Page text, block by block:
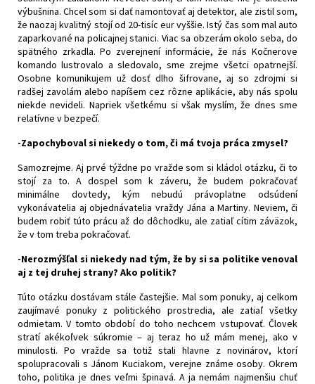
výbušnina. Chcel som si dať namontovať aj detektor, ale zistil som,
že naozaj kvalitný stojí od 20-tisíc eur vyššie. Istý čas som mal auto
zaparkované na policajnej stanici. Viac sa obzerám okolo seba, do
spätného zrkadla. Po zverejnení informácie, že nás Kočnerove
komando lustrovalo a sledovalo, sme zrejme všetci opatrnejší.
Osobne komunikujem už dosť dlho šifrovane, aj so zdrojmi si
radšej zavolám alebo napíšem cez rôzne aplikácie, aby nás spolu
niekde nevideli. Napriek všetkému si však myslím, že dnes sme
relatívne v bezpečí.
-Zapochyboval si niekedy o tom, či má tvoja práca zmysel?
Samozrejme. Aj prvé týždne po vražde som si kládol otázku, či to
stojí za to. A dospel som k záveru, že budem pokračovať
minimálne dovtedy, kým nebudú právoplatne odsúdení
vykonávatelia aj objednávatelia vraždy Jána a Martiny. Neviem, či
budem robiť túto prácu až do dôchodku, ale zatiaľ cítim záväzok,
že v tom treba pokračovať.
-Nerozmýšľal si niekedy nad tým, že by si sa politike venoval
aj z tej druhej strany? Ako politik?
Túto otázku dostávam stále častejšie. Mal som ponuky, aj celkom
zaujímavé ponuky z politického prostredia, ale zatiaľ všetky
odmietam. V tomto období do toho nechcem vstupovať. Človek
stratí akékoľvek súkromie – aj teraz ho už mám menej, ako v
minulosti. Po vražde sa totiž stali hlavne z novinárov, ktorí
spolupracovali s Jánom Kuciakom, verejne známe osoby. Okrem
toho, politika je dnes veľmi špinavá. A ja nemám najmenšiu chuť